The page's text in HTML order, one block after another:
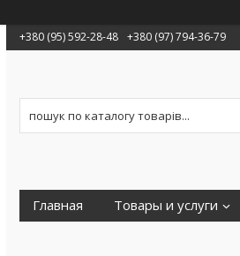
+380 (95) 592-28-48 +380 (97) 794-36-79
Главная Товары и услуги